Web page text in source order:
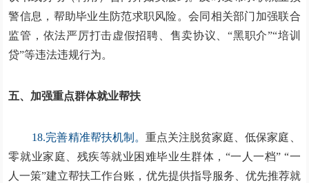
警信息，帮助毕业生防范求职风险。会同相关部门加强联合
监管，依法严厉打击虚假招聘、售卖协议、“黑职介”“培训
贷”等违法违规行为。
五、加强重点群体就业帮扶
18.完善精准帮扶机制。 重点关注脱贫家庭、低保家庭、
零就业家庭、残疾等就业困难毕业生群体，“一人一档” “一
人一策”建立帮扶工作台账，优先提供指导服务、优先推荐就